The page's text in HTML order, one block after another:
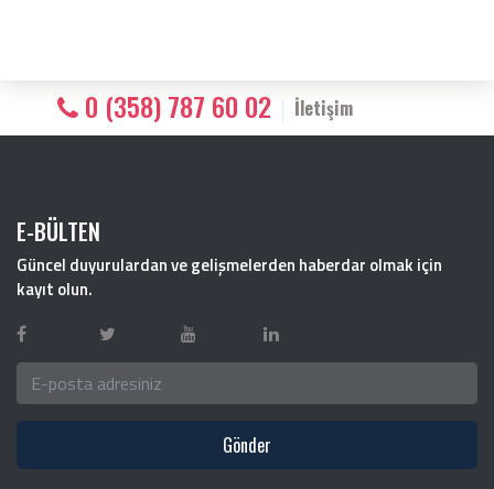
0 (358) 787 60 02 İletişim
E-BÜLTEN
Güncel duyurulardan ve gelişmelerden haberdar olmak için
kayıt olun.
Gönder